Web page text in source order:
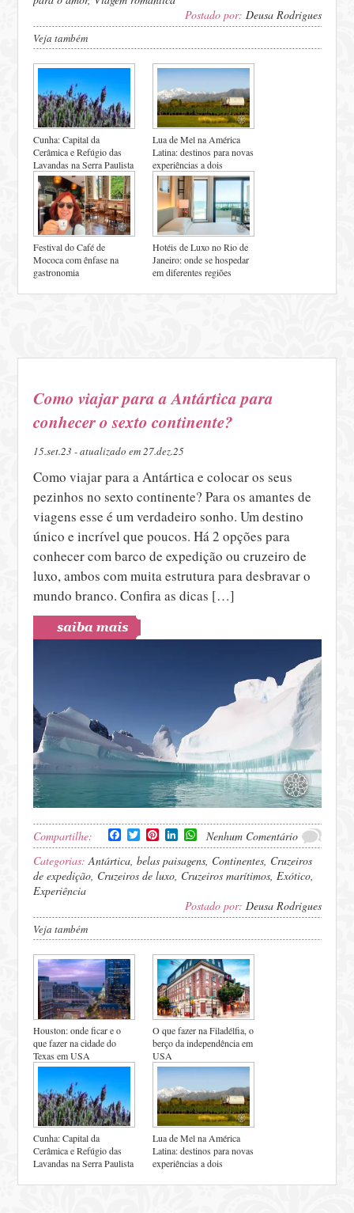
Postado por: Deusa Rodrigues
Veja também
Cunha: Capital da
Cerâmica e Refúgio das
Lavandas na Serra Paulista
Lua de Mel na América
Latina: destinos para novas
experiências a dois
Festival do Café de
Mococa com ênfase na
gastronomia
Hotéis de Luxo no Rio de
Janeiro: onde se hospedar
em diferentes regiões
Como viajar para a Antártica para
conhecer o sexto continente?
15.set.23 - atualizado em 27.dez.25
Como viajar para a Antártica e colocar os seus
pezinhos no sexto continente? Para os amantes de
viagens esse é um verdadeiro sonho. Um destino
único e incrível que poucos. Há 2 opções para
conhecer com barco de expedição ou cruzeiro de
luxo, ambos com muita estrutura para desbravar o
mundo branco. Confira as dicas […]
Compartilhe: Facebook
TwitterPinterestLinkedInWhatsApp
Nenhum Comentário
Categorias:Antártica,belas paisagens, Continentes, Cruzeiros
de expedição, Cruzeiros de luxo, Cruzeiros marítimos,Exótico,
Experiência
Postado por: Deusa Rodrigues
Veja também
Houston: onde ficar e o
que fazer na cidade do
Texas em USA
O que fazer na Filadélfia, o
berço da independência em
USA
Cunha: Capital da
Cerâmica e Refúgio das
Lavandas na Serra Paulista
Lua de Mel na América
Latina: destinos para novas
experiências a dois